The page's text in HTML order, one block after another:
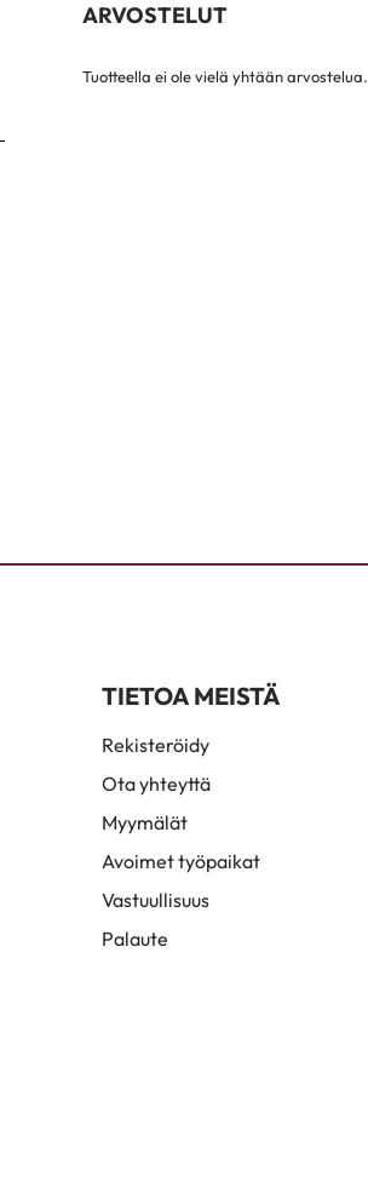
ARVOSTELUT
Tuotteella ei ole vielä yhtään arvostelua.
TIETOA MEISTÄ
Rekisteröidy
Ota yhteyttä
Myymälät
Avoimet työpaikat
Vastuullisuus
Palaute